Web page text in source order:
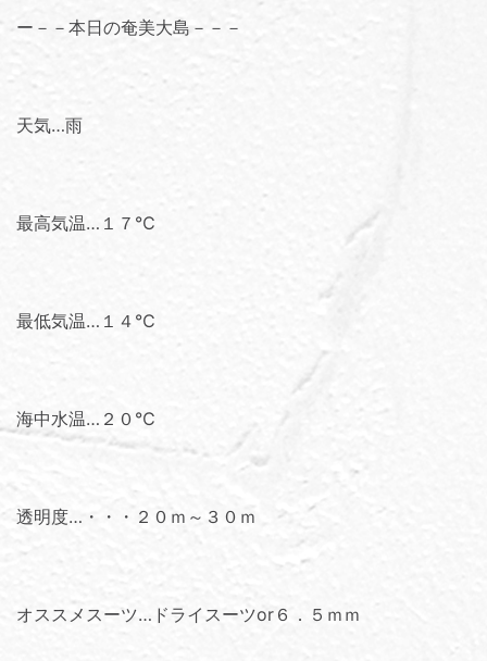
ー－－本日の奄美大島－－－
天気…雨
最高気温…１７℃
最低気温…１４℃
海中水温…２０℃
透明度…・・・２０ｍ～３０ｍ
オススメスーツ…ドライスーツor６．５ｍｍ